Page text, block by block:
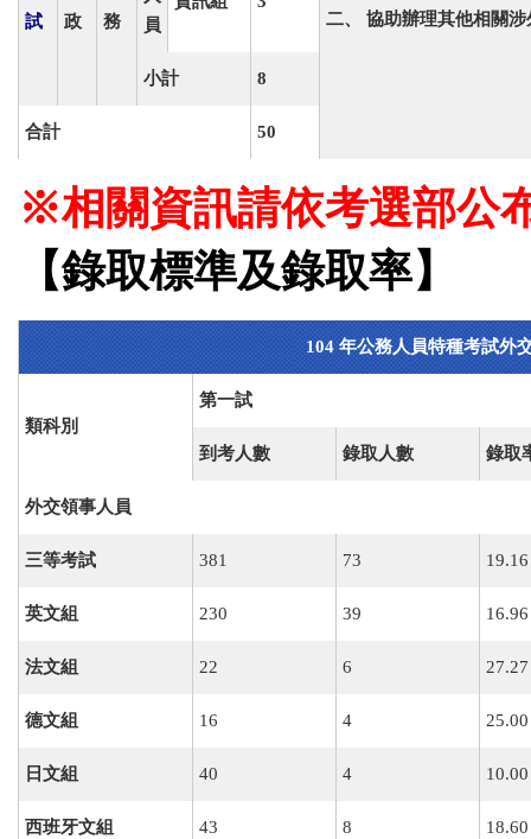
試
政
務
員
二、 協助辦理其他相關涉
小計 8
合計 50
※相關資訊請依考選部公
【錄取標準及錄取率】
104 年公務人員特種考試外
類科別
第一試
到考人數 錄取人數 錄取
外交領事人員
三等考試 381 73 19.16
英文組 230 39 16.96
法文組 22 6 27.27
德文組 16 4 25.00
日文組 40 4 10.00
西班牙文組 43 8 18.60